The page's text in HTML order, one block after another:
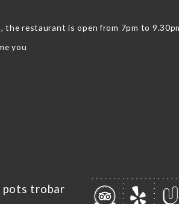
the restaurant is open from 7pm to
you
pots trobar